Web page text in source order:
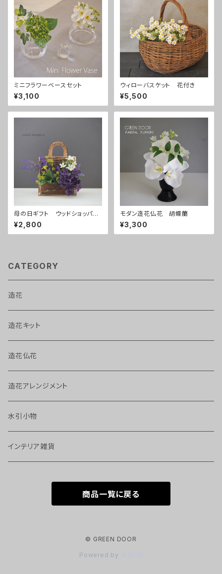
ミニフラワーベースセット
¥3,100
ウィローバスケット 花付き
¥5,500
母の日ギフト ウッドショッパー
ズ
¥2,800
モダン造花仏花 胡蝶蘭
¥3,300
CATEGORY
造花
造花キット
造花仏花
造花アレンジメント
水引小物
インテリア雑貨
商品一覧に戻る
© GREEN DOOR
Powered by